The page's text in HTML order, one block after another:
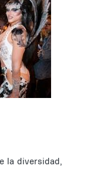
la diversidad,